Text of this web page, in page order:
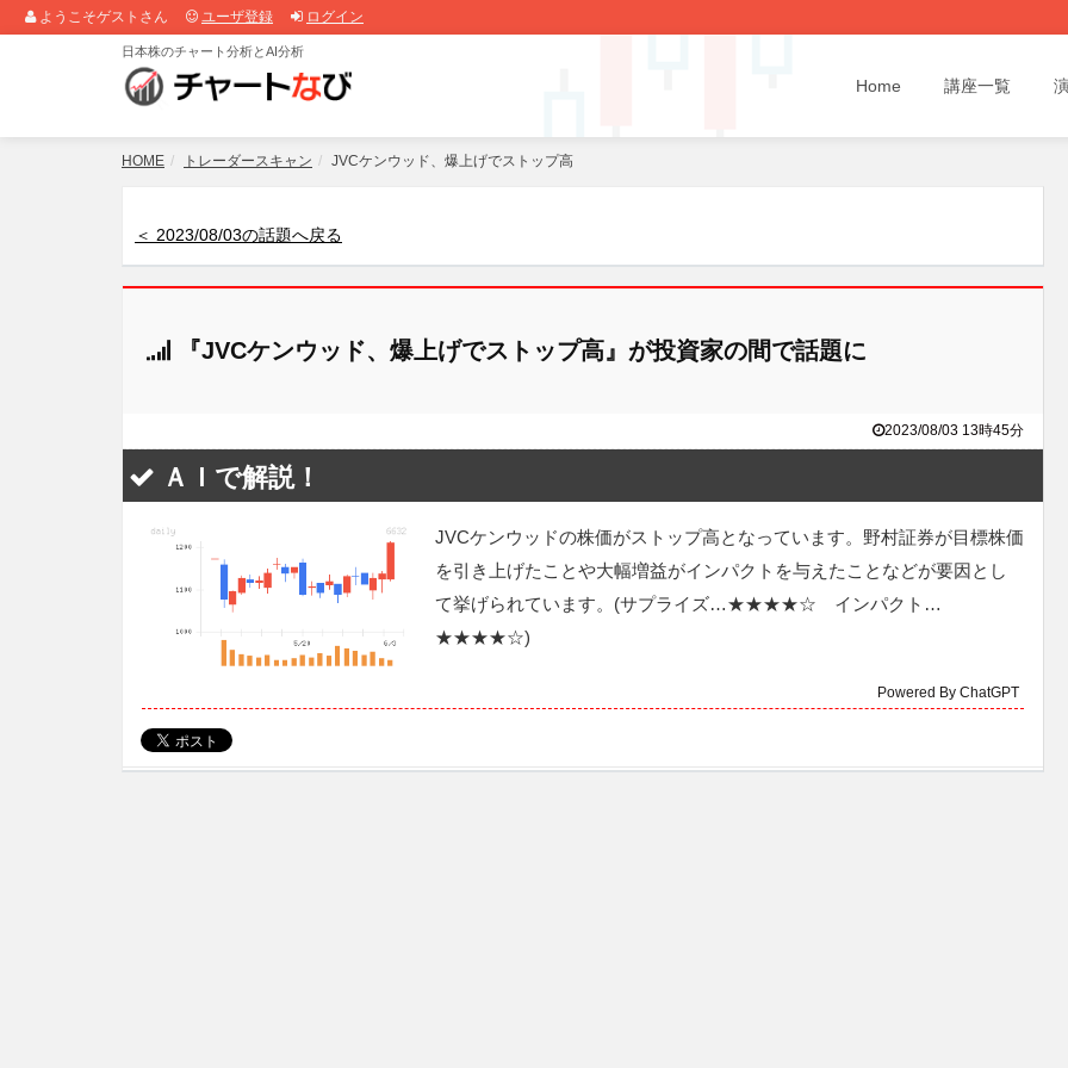
ようこそゲストさん ユーザ登録 ログイン
日本株のチャート分析とAI分析
Home 講座一覧
HOME トレーダースキャン JVCケンウッド、爆上げでストップ高
＜ 2023/08/03の話題へ戻る
『JVCケンウッド、爆上げでストップ高』が投資家の間で話題に
2023/08/03 13時45分
ＡＩで解説！
JVCケンウッドの株価がストップ高となっています。野村証券が目標株価
を引き上げたことや大幅増益がインパクトを与えたことなどが要因とし
て挙げられています。(サプライズ…★★★★☆ インパクト…
★★★★☆)
Powered By ChatGPT